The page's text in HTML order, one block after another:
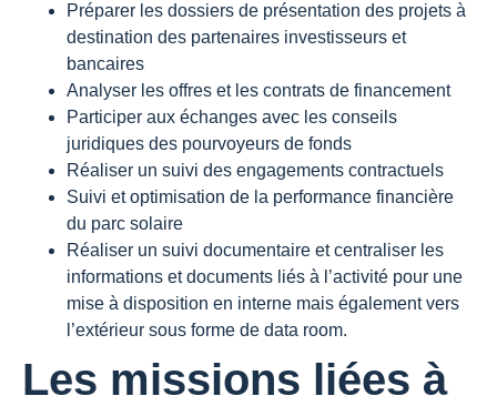
Préparer les dossiers de présentation des projets à
destination des partenaires investisseurs et
bancaires
Analyser les offres et les contrats de financement
Participer aux échanges avec les conseils
juridiques des pourvoyeurs de fonds
Réaliser un suivi des engagements contractuels
Suivi et optimisation de la performance financière
du parc solaire
Réaliser un suivi documentaire et centraliser les
informations et documents liés à l’activité pour une
mise à disposition en interne mais également vers
l’extérieur sous forme de data room.
Les missions liées à